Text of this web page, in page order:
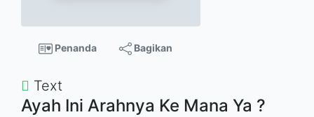
Penanda Bagikan
Text
Ayah Ini Arahnya Ke Mana Ya ?